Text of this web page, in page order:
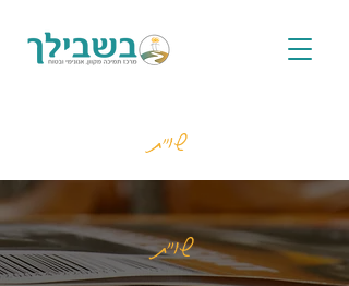
שו"ת
שו"ת